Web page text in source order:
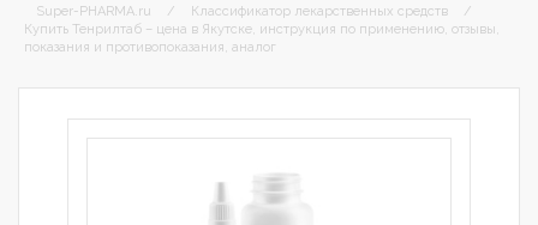
Super-PHARMA.ru / Классификатор лекарственных средств
/
Купить Тенрилтаб – цена в Якутске, инструкция по применению, отзывы,
показания и противопоказания, аналог